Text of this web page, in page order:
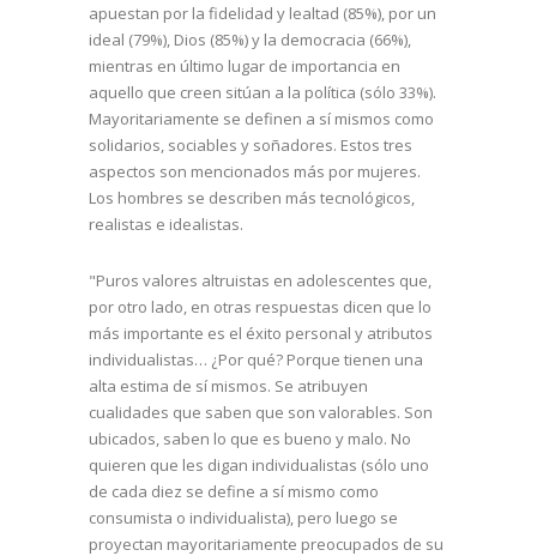
apuestan por la fidelidad y lealtad (85%), por un
ideal (79%), Dios (85%) y la democracia (66%),
mientras en último lugar de importancia en
aquello que creen sitúan a la política (sólo 33%).
Mayoritariamente se definen a sí mismos como
solidarios, sociables y soñadores. Estos tres
aspectos son mencionados más por mujeres.
Los hombres se describen más tecnológicos,
realistas e idealistas.
"Puros valores altruistas en adolescentes que,
por otro lado, en otras respuestas dicen que lo
más importante es el éxito personal y atributos
individualistas… ¿Por qué? Porque tienen una
alta estima de sí mismos. Se atribuyen
cualidades que saben que son valorables. Son
ubicados, saben lo que es bueno y malo. No
quieren que les digan individualistas (sólo uno
de cada diez se define a sí mismo como
consumista o individualista), pero luego se
proyectan mayoritariamente preocupados de su